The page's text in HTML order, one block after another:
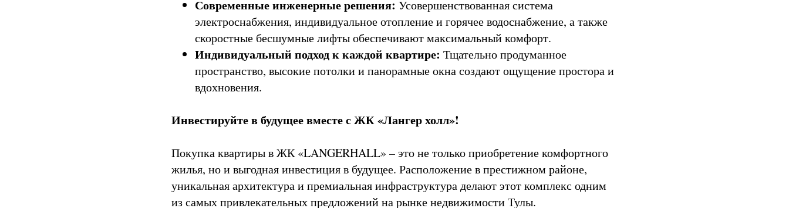
Современные инженерные решения: Усовершенствованная система
электроснабжения, индивидуальное отопление и горячее водоснабжение, а также
скоростные бесшумные лифты обеспечивают максимальный комфорт.
Индивидуальный подход к каждой квартире: Тщательно продуманное
пространство, высокие потолки и панорамные окна создают ощущение простора и
вдохновения.
Инвестируйте в будущее вместе с ЖК «Лангер холл»!
Покупка квартиры в ЖК «LANGERHALL» – это не только приобретение комфортного
жилья, но и выгодная инвестиция в будущее. Расположение в престижном районе,
уникальная архитектура и премиальная инфраструктура делают этот комплекс одним
из самых привлекательных предложений на рынке недвижимости Тулы.